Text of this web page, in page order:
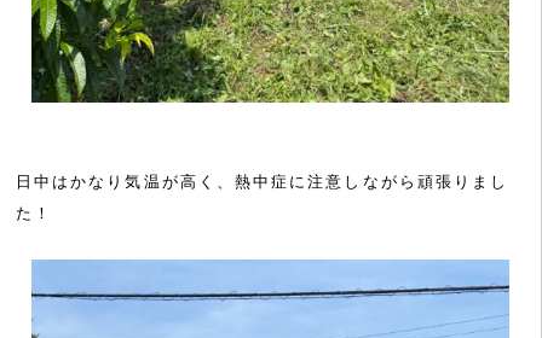
日中はかなり気温が高く、熱中症に注意しながら頑張りまし
た！